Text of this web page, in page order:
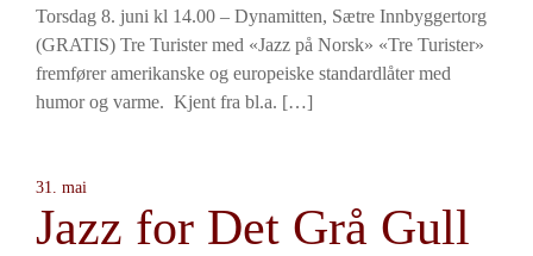
Torsdag 8. juni kl 14.00 – Dynamitten, Sætre Innbyggertorg
(GRATIS) Tre Turister med «Jazz på Norsk» «Tre Turister»
fremfører amerikanske og europeiske standardlåter med
humor og varme. Kjent fra bl.a. […]
31. mai
Jazz for Det Grå Gull